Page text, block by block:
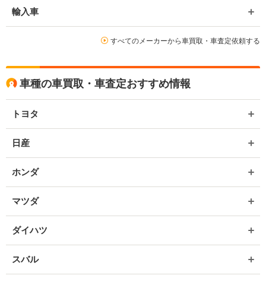
輸入車
すべてのメーカーから車買取・車査定依頼する
車種の車買取・車査定おすすめ情報
トヨタ
日産
ホンダ
マツダ
ダイハツ
スバル